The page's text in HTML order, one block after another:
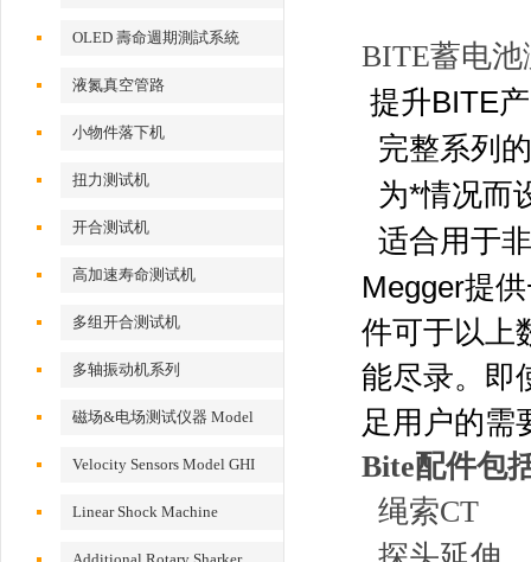
OLED 壽命週期測試系統
液氮真空管路
小物件落下机
扭力测试机
开合测试机
高加速寿命测试机
多组开合测试机
多轴振动机系列
磁场&电场测试仪器 Model
Velocity Sensors Model GHI
Linear Shock Machine
BITE蓄电
提升BITE
完整系列
为*情况而
适合用于
Megger提
件可于以上
能尽录。即
足用户的需
Bite配件包
绳索CT